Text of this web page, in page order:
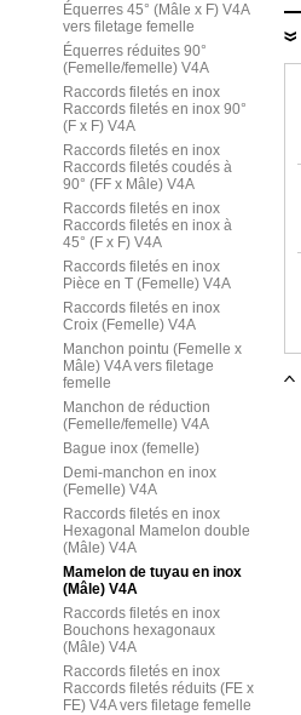
Équerres 45° (Mâle x F) V4A
vers filetage femelle
Équerres réduites 90°
(Femelle/femelle) V4A
Raccords filetés en inox
Raccords filetés en inox 90°
(F x F) V4A
Raccords filetés en inox
Raccords filetés coudés à
90° (FF x Mâle) V4A
Raccords filetés en inox
Raccords filetés en inox à
45° (F x F) V4A
Raccords filetés en inox
Pièce en T (Femelle) V4A
Raccords filetés en inox
Croix (Femelle) V4A
Manchon pointu (Femelle x
Mâle) V4A vers filetage
femelle
Manchon de réduction
(Femelle/femelle) V4A
Bague inox (femelle)
Demi-manchon en inox
(Femelle) V4A
Raccords filetés en inox
Hexagonal Mamelon double
(Mâle) V4A
Mamelon de tuyau en inox
(Mâle) V4A
Raccords filetés en inox
Bouchons hexagonaux
(Mâle) V4A
Raccords filetés en inox
Raccords filetés réduits (FE x
FE) V4A vers filetage femelle